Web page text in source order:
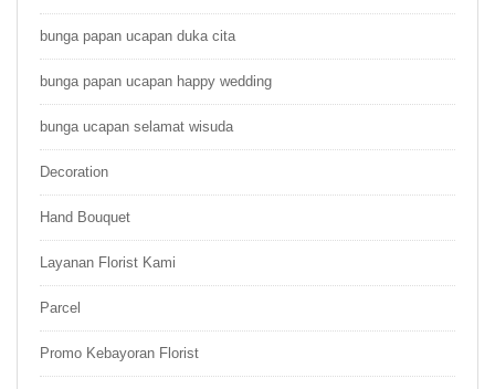
bunga papan ucapan duka cita
bunga papan ucapan happy wedding
bunga ucapan selamat wisuda
Decoration
Hand Bouquet
Layanan Florist Kami
Parcel
Promo Kebayoran Florist